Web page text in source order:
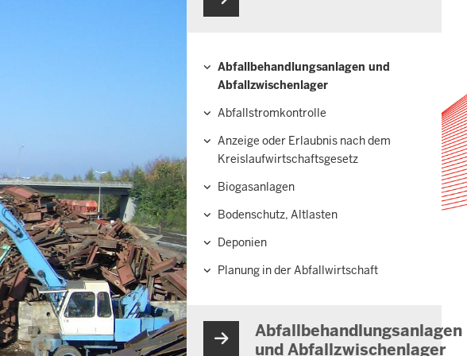
Hauptnavigation
Abfallbehandlungsanlagen und
Abfallzwischenlager
Abfallstromkontrolle
Anzeige oder Erlaubnis nach dem
Kreislaufwirtschaftsgesetz
Biogasanlagen
Bodenschutz, Altlasten
Deponien
Planung in der Abfallwirtschaft
Abfallbehandlungsanlagen
und Abfallzwischenlager